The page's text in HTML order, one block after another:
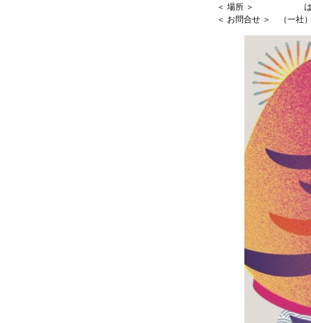
＜ 場所 ＞ はさみ
＜ お問合せ ＞ （一社